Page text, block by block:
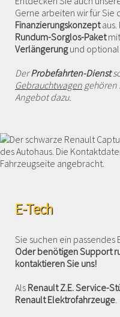
Gerne arbeiten wir für Sie
Finanzierungskonzeptaus.
Rundum-Sorglos-Paket
Verlängerungund optional
DerProbefahrten-Dienst
Gebrauchtwagen gehören
Angebot dazu.
E-Tech
Sie suchen ein passendes
Oder benötigen Support
kontaktieren Sie uns!
Als Renault Z.E. Service-
Renault Elektrofahrzeuge.